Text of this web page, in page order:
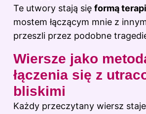
Te utwory stają się formą
mostem łączącym mnie z
przeszli przez podobne
Wiersze jako
łączenia się z
bliskimi
Każdy przeczytany wiersz staje